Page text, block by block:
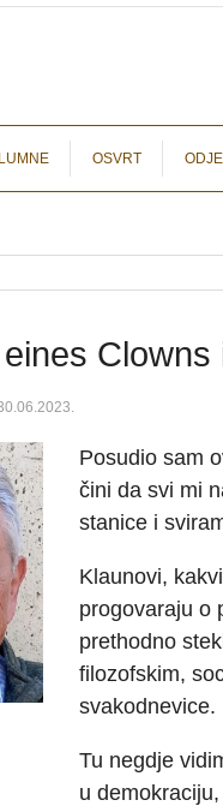
OSVRT
Posudio sam
čini da svi mi
stanice i
Klaunovi,
progovaraju o
prethodno
filozofskim,
svakodnevice.
Tu negdje
u